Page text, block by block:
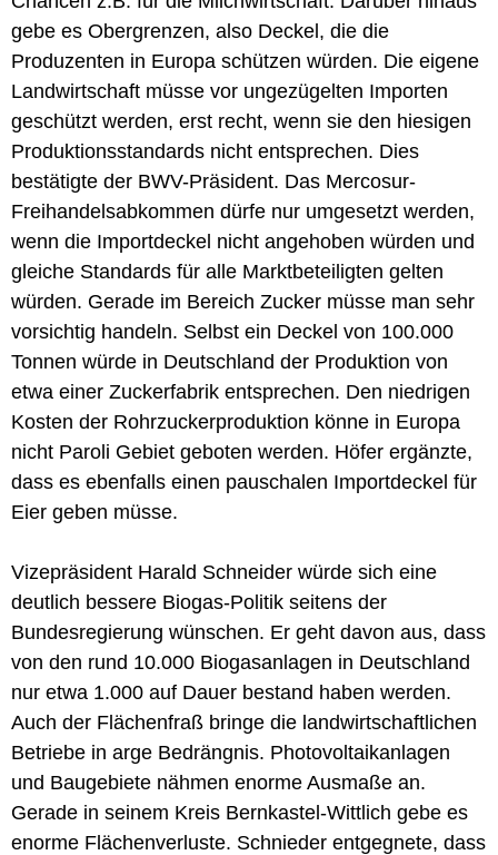
gebe es Obergrenzen, also Deckel, die die
Produzenten in Europa schützen würden. Die eigene
Landwirtschaft müsse vor ungezügelten Importen
geschützt werden, erst recht, wenn sie den hiesigen
Produktionsstandards nicht entsprechen. Dies
bestätigte der BWV-Präsident. Das Mercosur-
Freihandelsabkommen dürfe nur umgesetzt werden,
wenn die Importdeckel nicht angehoben würden und
gleiche Standards für alle Marktbeteiligten gelten
würden. Gerade im Bereich Zucker müsse man sehr
vorsichtig handeln. Selbst ein Deckel von 100.000
Tonnen würde in Deutschland der Produktion von
etwa einer Zuckerfabrik entsprechen. Den niedrigen
Kosten der Rohrzuckerproduktion könne in Europa
nicht Paroli Gebiet geboten werden. Höfer ergänzte,
dass es ebenfalls einen pauschalen Importdeckel für
Eier geben müsse.
Vizepräsident Harald Schneider würde sich eine
deutlich bessere Biogas-Politik seitens der
Bundesregierung wünschen. Er geht davon aus, dass
von den rund 10.000 Biogasanlagen in Deutschland
nur etwa 1.000 auf Dauer bestand haben werden.
Auch der Flächenfraß bringe die landwirtschaftlichen
Betriebe in arge Bedrängnis. Photovoltaikanlagen
und Baugebiete nähmen enorme Ausmaße an.
Gerade in seinem Kreis Bernkastel-Wittlich gebe es
enorme Flächenverluste. Schnieder entgegnete, dass